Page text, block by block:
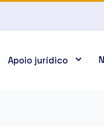
Apoio jurídico